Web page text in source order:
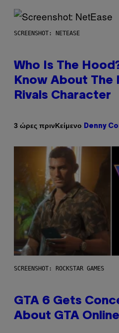
SCREENSHOT: NETEASE
Who Is The
Know About The
Rivals Character
3 ώρες πρινΚείμενο Denny
SCREENSHOT: ROCKSTAR GAMES
GTA 6 Gets
About GTA